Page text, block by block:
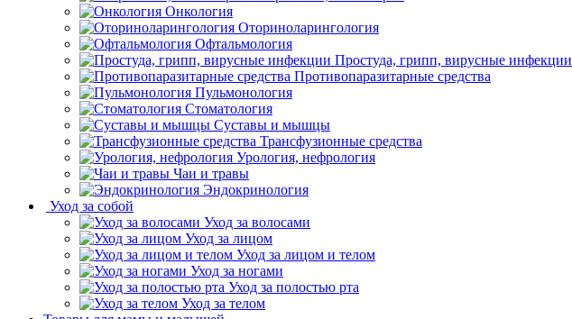
Онкология
Оториноларингология
Офтальмология
Простуда, грипп, вирусные инфекции
Противопаразитарные средства
Пульмонология
Стоматология
Суставы и мышцы
Трансфузионные средства
Урология, нефрология
Чаи и травы
Эндокринология
Уход за собой
Уход за волосами
Уход за лицом
Уход за лицом и телом
Уход за ногами
Уход за полостью рта
Уход за телом